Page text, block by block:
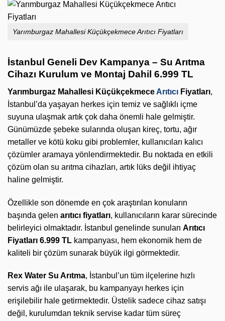
Yarımburgaz Mahallesi Küçükçekmece Arıtıcı Fiyatları
İstanbul Geneli Dev Kampanya – Su Arıtma
Cihazı Kurulum ve Montaj Dahil 6.999 TL
Yarımburgaz Mahallesi KüçükçekmeceArıtıcı Fiyatları,
İstanbul’da yaşayan herkes için temiz ve sağlıklı içme
suyuna ulaşmak artık çok daha önemli hale gelmiştir.
Günümüzde şebeke sularında oluşan kireç, tortu, ağır
metaller ve kötü koku gibi problemler, kullanıcıları kalıcı
çözümler aramaya yönlendirmektedir. Bu noktada en etkili
çözüm olan su arıtma cihazları, artık lüks değil ihtiyaç
haline gelmiştir.
Özellikle son dönemde en çok araştırılan konuların
başında gelen arıtıcı fiyatları, kullanıcıların karar sürecinde
belirleyici olmaktadır. İstanbul genelinde sunulan Arıtıcı
Fiyatları 6.999 TL kampanyası, hem ekonomik hem de
kaliteli bir çözüm sunarak büyük ilgi görmektedir.
Rex Water Su Arıtma, İstanbul’un tüm ilçelerine hızlı
servis ağı ile ulaşarak, bu kampanyayı herkes için
erişilebilir hale getirmektedir. Üstelik sadece cihaz satışı
değil, kurulumdan teknik servise kadar tüm süreç